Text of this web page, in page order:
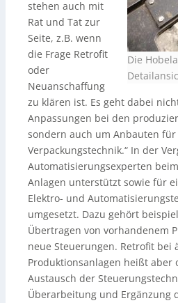
Die
stehen auch mit
Rat und Tat zur
Seite, z.B. wenn
die Frage Retrofit
oder
Neuanschaffung
zu klären ist. Es geht dabei
Anpassungen bei den
sondern auch um Anbauten
Verpackungstechnik.“ In der
Automatisierungsexperten
Anlagen unterstützt sowie für
Elektro- und
umgesetzt. Dazu gehört
Übertragen von vorhandenem
neue Steuerungen. Retrofit bei
Produktionsanlagen heißt aber
Austausch der
Überarbeitung und Ergänzung